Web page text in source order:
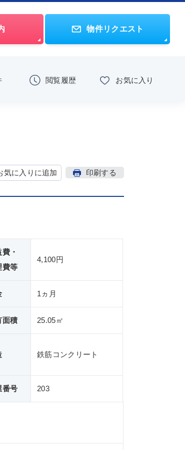
物件リクエスト
閲覧履歴 お気に入り
気に入りに追加 印刷する
・
費等
4,100円
1ヵ月
面積 25.05㎡
鉄筋コンクリート
番号 203